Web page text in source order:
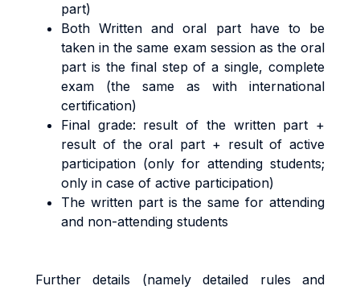
part)
Both Written and oral part have to be
taken in the same exam session as the oral
part is the final step of a single, complete
exam (the same as with international
certification)
Final grade: result of the written part +
result of the oral part + result of active
participation (only for attending students;
only in case of active participation)
The written part is the same for attending
and non-attending students
Further details (namely detailed rules and